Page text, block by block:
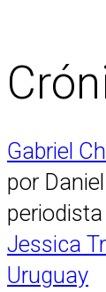
Gabriel
por
Jessica
Uruguay